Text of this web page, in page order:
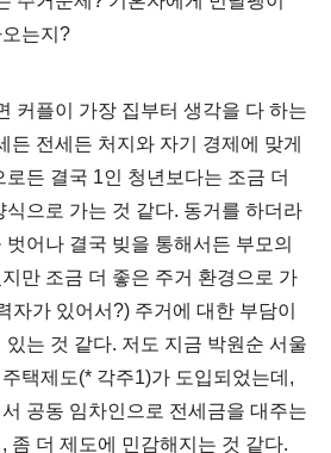
는지?
커플이 가장 집부터 생각을 다 하는
든 전세든 처지와 자기 경제에 맞게
든 결국 1인 청년보다는 조금 더
식으로 가는 것 같다. 동거를 하더라
벗어나 결국 빚을 통해서든 부모의
만 조금 더 좋은 주거 환경으로 가
자가 있어서?) 주거에 대한 부담이
는 것 같다. 저도 지금 박원순 서울
택제도(* 각주1)가 도입되었는데,
공동 임차인으로 전세금을 대주는
좀 더 제도에 민감해지는 것 같다.